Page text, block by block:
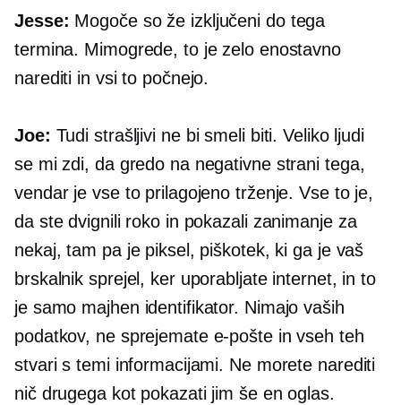
Jesse: Mogoče so že izključeni do tega
termina. Mimogrede, to je zelo enostavno
narediti in vsi to počnejo.
Joe: Tudi strašljivi ne bi smeli biti. Veliko ljudi
se mi zdi, da gredo na negativne strani tega,
vendar je vse to prilagojeno trženje. Vse to je,
da ste dvignili roko in pokazali zanimanje za
nekaj, tam pa je piksel, piškotek, ki ga je vaš
brskalnik sprejel, ker uporabljate internet, in to
je samo majhen identifikator. Nimajo vaših
podatkov, ne sprejemate e-pošte in vseh teh
stvari s temi informacijami. Ne morete narediti
nič drugega kot pokazati jim še en oglas.